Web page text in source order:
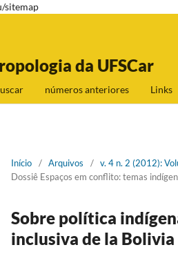
sitemap
da UFSCar
números anteriores Links
Início / Arquivos / v. 4 n. 2 (2012):
Dossiê Espaços em conflito: temas
Sobre política
inclusiva de la